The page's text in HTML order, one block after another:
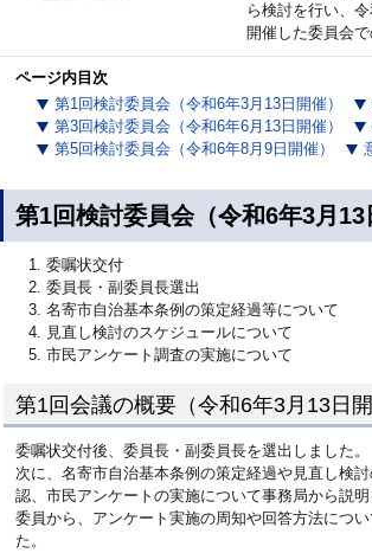
ら検討を行い、
開催した委員会
ページ内目次
第1回検討委員会（令和6年3月13日開催）
第3回検討委員会（令和6年6月13日開催）
第5回検討委員会（令和6年8月9日開催）
第1回検討委員会（令和6年3月13
委嘱状交付
委員長・副委員長選出
名寄市自治基本条例の策定経過等について
見直し検討のスケジュールについて
市民アンケート調査の実施について
第1回会議の概要（令和6年3月13日開
委嘱状交付後、委員長・副委員長を選出しました。
次に、名寄市自治基本条例の策定経過や見直し検
認、市民アンケートの実施について事務局から説明
委員から、アンケート実施の周知や回答方法につ
た。